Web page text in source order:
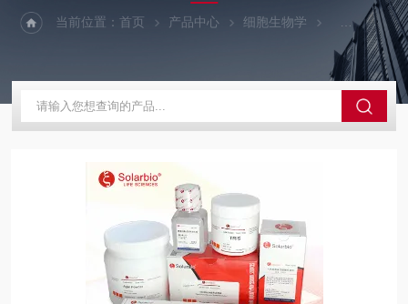
当前位置：首页 产品中心 细胞生物学 细胞生长因子